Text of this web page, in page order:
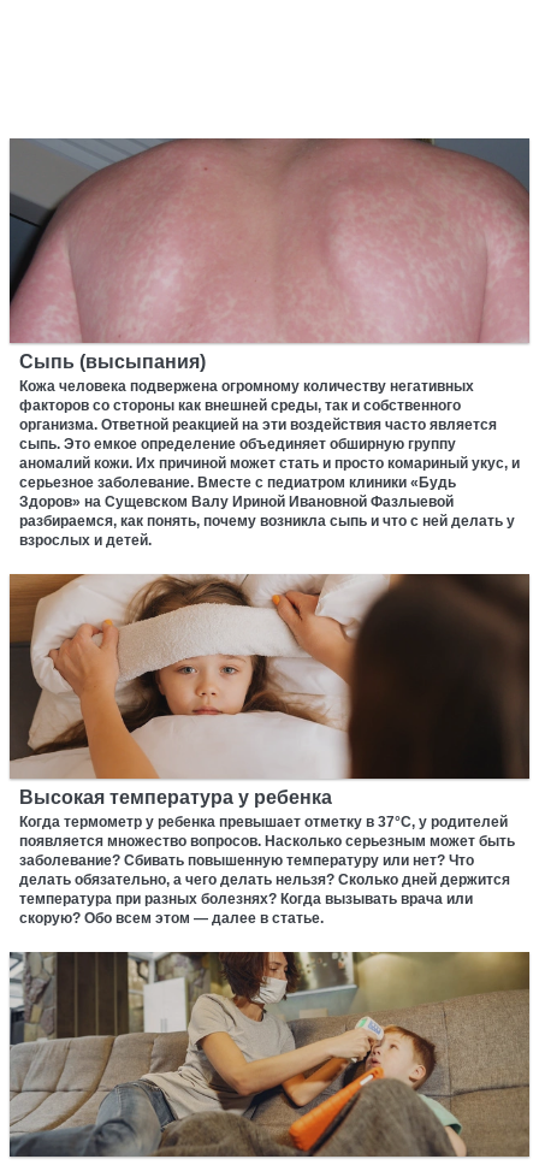
Сыпь (высыпания)
Кожа человека подвержена огромному количеству негативных
факторов со стороны как внешней среды, так и собственного
организма. Ответной реакцией на эти воздействия часто является
сыпь. Это емкое определение объединяет обширную группу
аномалий кожи. Их причиной может стать и просто комариный укус, и
серьезное заболевание. Вместе с педиатром клиники «Будь
Здоров» на Сущевском Валу Ириной Ивановной Фазлыевой
разбираемся, как понять, почему возникла сыпь и что с ней делать у
взрослых и детей.
Высокая температура у ребенка
Когда термометр у ребенка превышает отметку в 37°С, у родителей
появляется множество вопросов. Насколько серьезным может быть
заболевание? Сбивать повышенную температуру или нет? Что
делать обязательно, а чего делать нельзя? Сколько дней держится
температура при разных болезнях? Когда вызывать врача или
скорую? Обо всем этом — далее в статье.